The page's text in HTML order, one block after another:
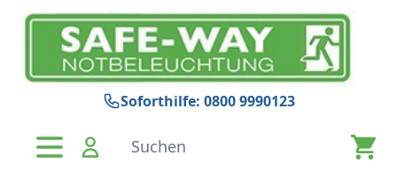
Zum Inhalt springen
Soforthilfe: 0800 9990123
Suchen